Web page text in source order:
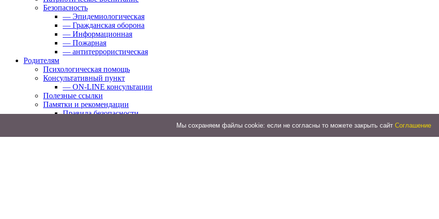
Безопасность
— Эпидемиологическая
— Гражданская оборона
— Информационная
— Пожарная
— антитеррористическая
Родителям
Психологическая помощь
Консультативный пункт
— ON-LINE консультации
Полезные ссылки
Памятки и рекомендации
Правила безопасности
Ежедневное меню Архив 2024-2025 год
Мы cохраняем файлы cookie: если не согласны то можете закрыть сайт Соглашение